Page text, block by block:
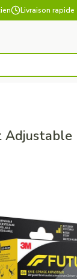
Livraison rapide
Adjustable